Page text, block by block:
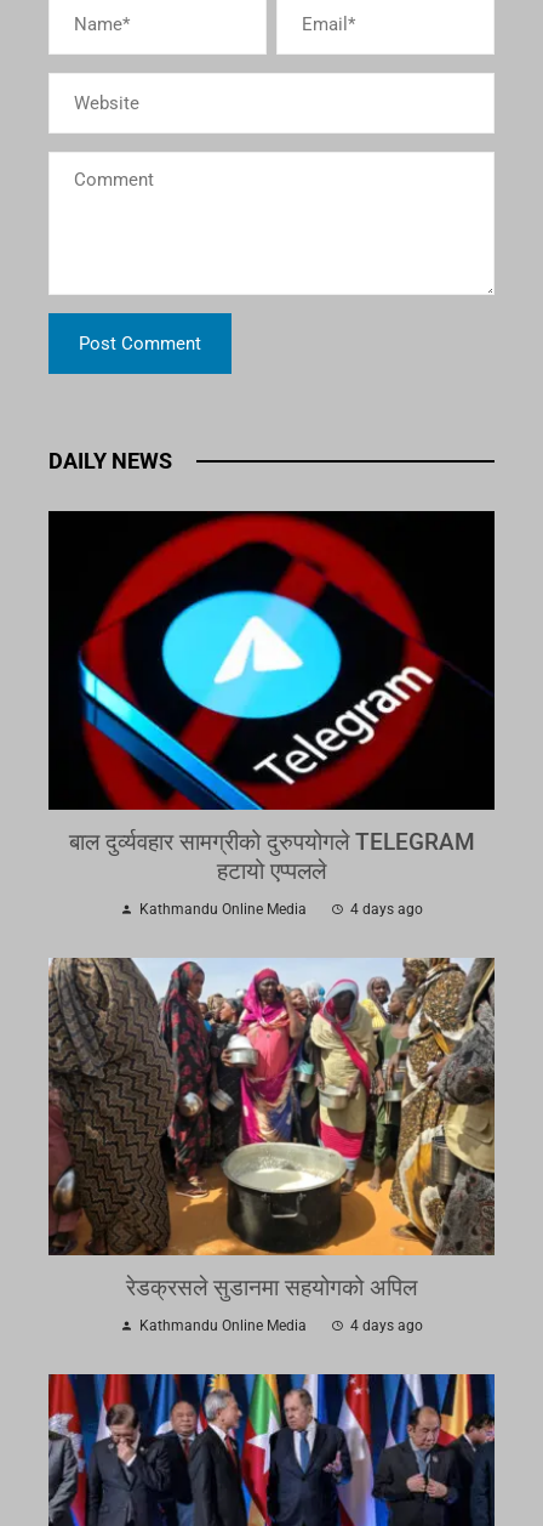
DAILY NEWS
बाल दुर्व्यवहार सामग्रीको दुरुपयोगले TELEGRAM
हटायो एप्पलले
Kathmandu Online Media 4 days ago
रेडक्रसले सुडानमा सहयोगको अपिल
Kathmandu Online Media 4 days ago